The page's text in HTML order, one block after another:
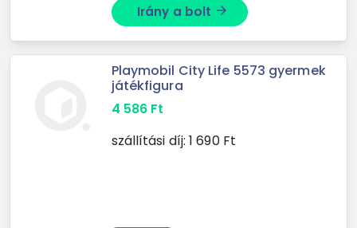
Irány a bolt arrow_forward
Playmobil City Life 5573 gyermek
játékfigura
4 586 Ft
szállítási díj: 1 690Ft